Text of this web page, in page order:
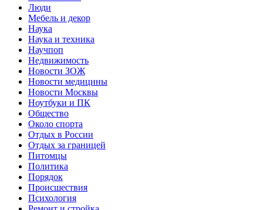
Люди
Мебель и декор
Наука
Наука и техника
Научпоп
Недвижимость
Новости ЗОЖ
Новости медицины
Новости Москвы
Ноутбуки и ПК
Общество
Около спорта
Отдых в России
Отдых за границей
Питомцы
Политика
Порядок
Происшествия
Психология